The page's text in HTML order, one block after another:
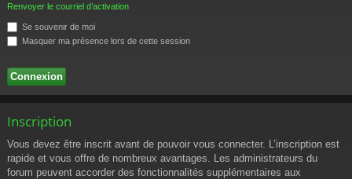
Renvoyer le courriel d’activation
Se souvenir de moi
Masquer ma présence lors de cette session
Inscription
Vous devez être inscrit avant de pouvoir vous connecter. L’inscription est
rapide et vous offre de nombreux avantages. Les administrateurs du
forum peuvent accorder des fonctionnalités supplémentaires aux